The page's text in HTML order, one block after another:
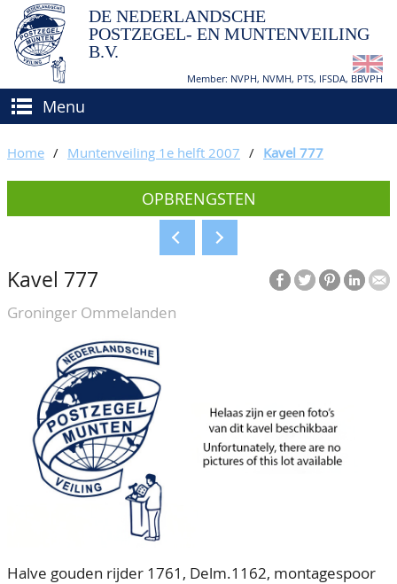
DE NEDERLANDSCHE
POSTZEGEL- EN MUNTENVEILING
B.V.
Member: NVPH, NVMH, PTS, IFSDA, BBVPH
Menu
(VER)KOPEN
Hoe verkopen?
Voorwaarden
BIEDEN
CATALOGI/OPBRENGSTEN
KEURINGSDIENST
AGENDA
OVER ONS
Ons Team
80 jarig bestaan
CONTACT
ACCOUNT
Home / Muntenveiling 1e helft 2007 / Kavel 777
OPBRENGSTEN
Kavel 777
Groninger Ommelanden
Halve gouden rijder 1761, Delm.1162, montagespoor